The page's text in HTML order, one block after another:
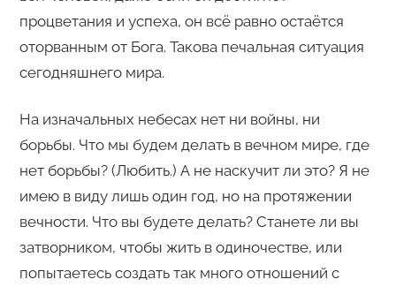
процветания и успеха, он всё равно остаётся
оторванным от Бога. Такова печальная ситуация
сегодняшнего мира.
На изначальных небесах нет ни войны, ни
борьбы. Что мы будем делать в вечном мире, где
нет борьбы? (Любить.) А не наскучит ли это? Я не
имею в виду лишь один год, но на протяжении
вечности. Что вы будете делать? Станете ли вы
затворником, чтобы жить в одиночестве, или
попытаетесь создать так много отношений с